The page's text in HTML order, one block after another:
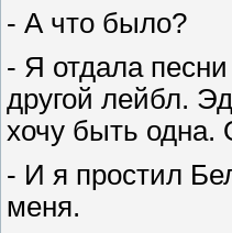
- А что было?
- Я отдала
другой лейбл.
хочу быть одна.
- И я простил
меня.